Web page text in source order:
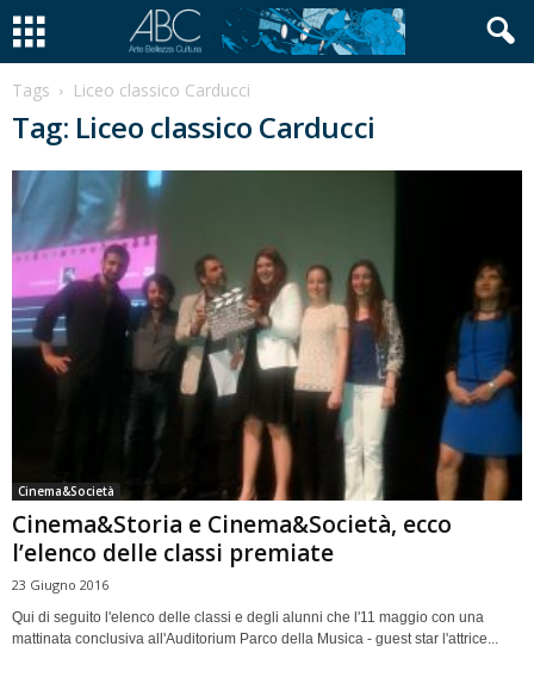
Tags Liceo classico Carducci
Tag: Liceo classico Carducci
Cinema&Società
Cinema&Storia e Cinema&Società, ecco
l’elenco delle classi premiate
23 Giugno 2016
Qui di seguito l'elenco delle classi e degli alunni che l'11 maggio con una
mattinata conclusiva all'Auditorium Parco della Musica - guest star l'attrice...